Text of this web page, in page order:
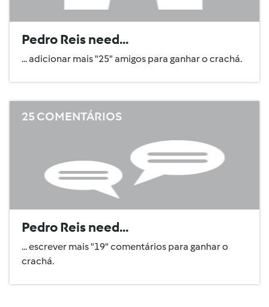
Pedro Reis need...
... adicionar mais "25" amigos para ganhar o crachá.
25 COMENTÁRIOS
Pedro Reis need...
... escrever mais "19" comentários para ganhar o
crachá.